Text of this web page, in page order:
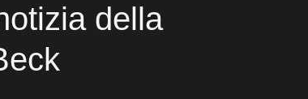
della